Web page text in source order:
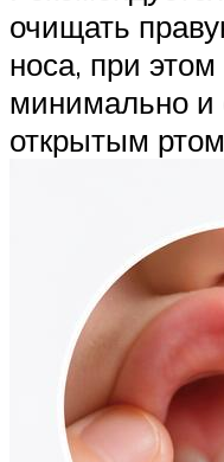
очищать
носа, при этом
минимально и
открытым